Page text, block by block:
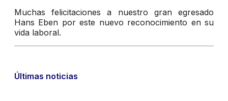
Muchas felicitaciones a nuestro gran egresado
Hans Eben por este nuevo reconocimiento en su
vida laboral.
Últimas noticias